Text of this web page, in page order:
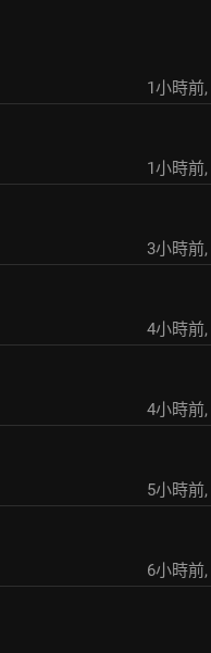
1小時前,
1小時前,
3小時前,
4小時前,
4小時前,
5小時前,
6小時前,